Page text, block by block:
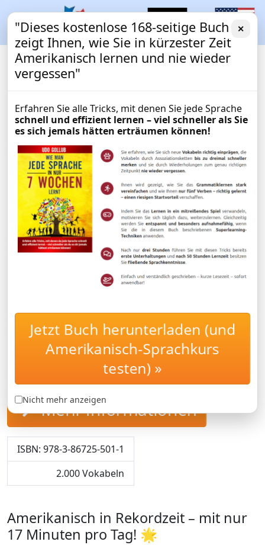
BUSINESSKURS
Business-Amerikanisch-
Sprachenlernen24
den Amerikanisch-Businesswortschatz für
das Geschäftsleben in den USA!
Mehr Informationen
ISBN: 978-3-86725-501-1
2.000 Vokabeln
Amerikanisch in Rekordzeit – mit nur
17 Minuten pro Tag! 🌟
"Dieses kostenlose 168-seitige Buch
zeigt Ihnen, wie Sie in kürzester Zeit
Amerikanisch lernen und nie wieder
vergessen"
✕
Erfahren Sie alle Tricks, mit denen Sie jede Sprache
schnell und effizient lernen – viel schneller als Sie
es sich jemals hätten erträumen können!
Jetzt Buch herunterladen (und
Amerikanisch-Sprachkurs
testen) »
Nicht mehr anzeigen